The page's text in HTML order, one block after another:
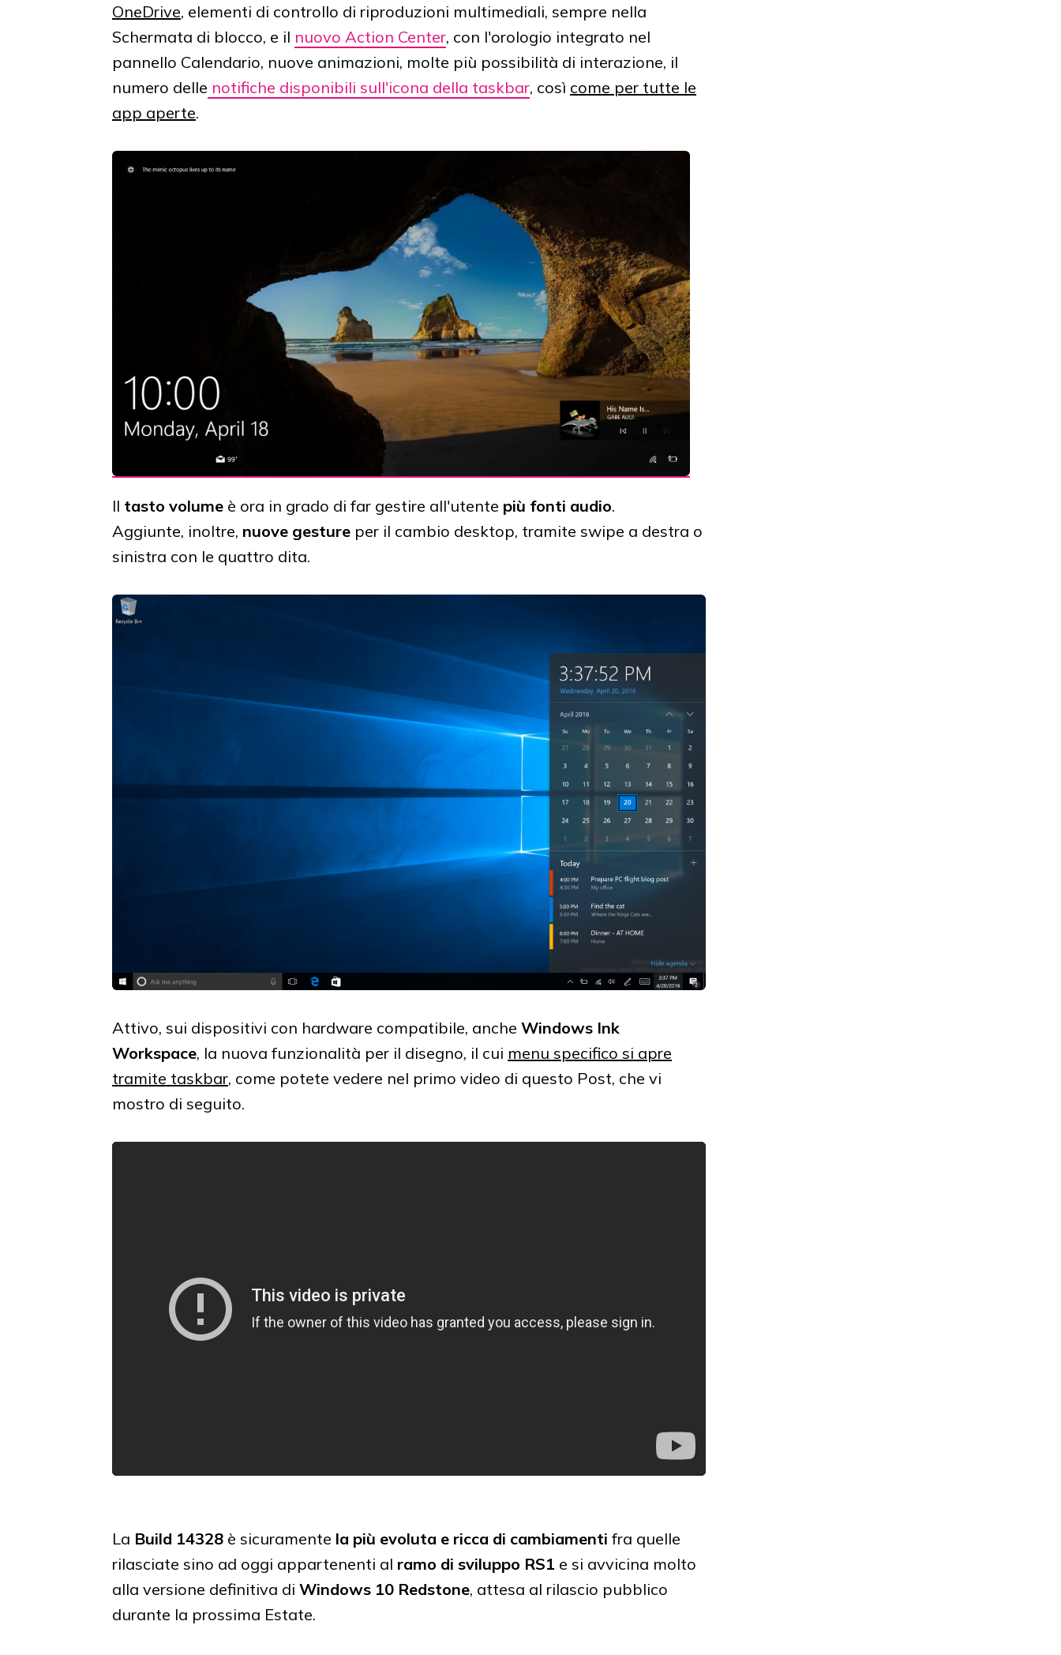
OneDrive, elementi di controllo di riproduzioni multimediali, sempre nella
Schermata di blocco, e il nuovo Action Center, con l'orologio integrato nel
pannello Calendario, nuove animazioni, molte più possibilità di interazione, il
numero delle notifiche disponibili sull'icona della taskbar, così come per tutte le
app aperte.
Il tasto volume è ora in grado di far gestire all'utente più fonti audio.
Aggiunte, inoltre, nuove gesture per il cambio desktop, tramite swipe a destra o
sinistra con le quattro dita.
Attivo, sui dispositivi con hardware compatibile, anche Windows Ink
Workspace, la nuova funzionalità per il disegno, il cui menu specifico si apre
tramite taskbar, come potete vedere nel primo video di questo Post, che vi
mostro di seguito.
La Build 14328 è sicuramente la più evoluta e ricca di cambiamenti fra quelle
rilasciate sino ad oggi appartenenti al ramo di sviluppo RS1 e si avvicina molto
alla versione definitiva di Windows 10 Redstone, attesa al rilascio pubblico
durante la prossima Estate.